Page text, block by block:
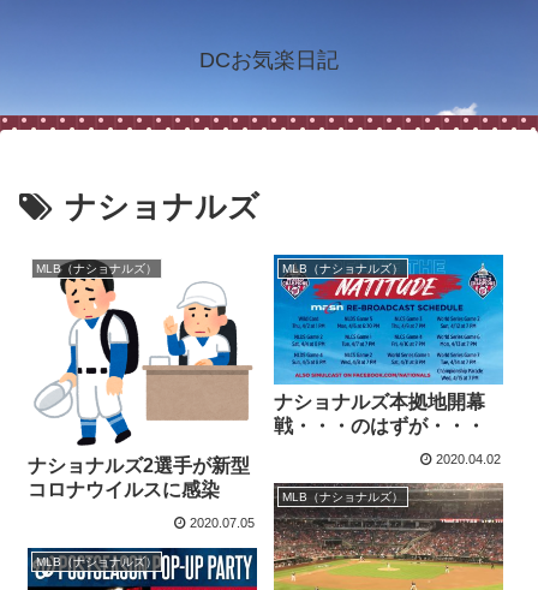
DCお気楽日記
ナショナルズ
MLB（ナショナルズ）
ナショナルズ2選手が新型
コロナウイルスに感染
2020.07.05
MLB（ナショナルズ）
ナショナルズ本拠地開幕
戦・・・のはずが・・・
2020.04.02
MLB（ナショナルズ）
MLB（ナショナルズ）